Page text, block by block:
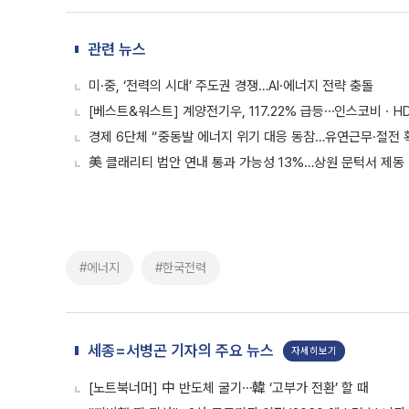
관련 뉴스
미·중, ‘전력의 시대’ 주도권 경쟁…AI·에너지 전략 충돌
[베스트&워스트] 계양전기우, 117.22% 급등⋯인스코비ㆍ
경제 6단체 “중동발 에너지 위기 대응 동참…유연근무·절전
美 클래리티 법안 연내 통과 가능성 13%…상원 문턱서 제동
#에너지 #한국전력
세종=서병곤 기자의 주요 뉴스 자세히보기
[노트북너머] 中 반도체 굴기⋯韓 ‘고부가 전환’ 할 때